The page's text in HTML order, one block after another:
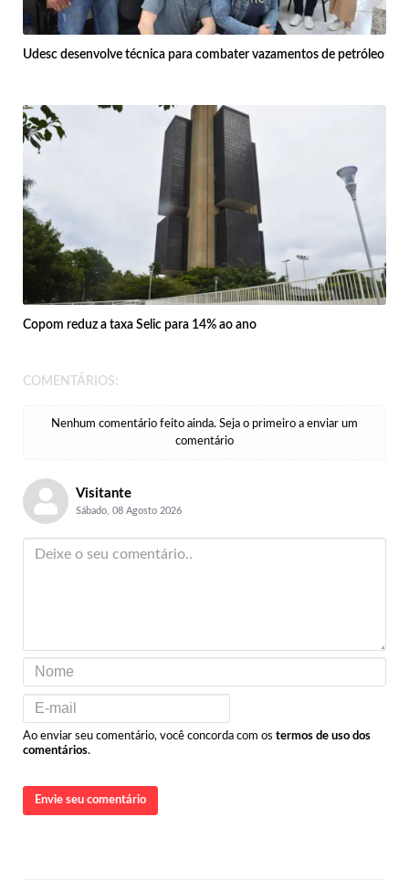
Udesc desenvolve técnica para combater vazamentos de petróleo
Copom reduz a taxa Selic para 14% ao ano
COMENTÁRIOS:
Nenhum comentário feito ainda. Seja o primeiro a enviar um
comentário
Visitante
Sábado, 08 Agosto 2026
Ao enviar seu comentário, você concorda com os termos de uso dos
comentários.
Envie seu comentário